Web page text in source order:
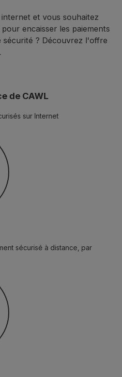
et vous souhaitez
encaisser les paiements
sécurité ? Découvrez l'offre
de CAWL
sur Internet
sécurisé à distance, par